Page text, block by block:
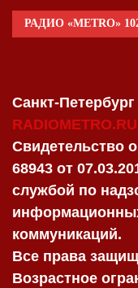
РАДИО «METRO»
Санкт-
RADIOMETRO.RU
Свидетельство
68943 от
службой по
коммуникаций.
Все права
Возрастное